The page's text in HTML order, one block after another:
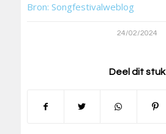
Bron: Songfestivalweblog
24/02/2024
Deel dit stuk